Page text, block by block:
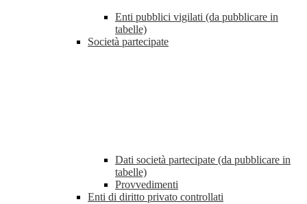
Enti pubblici vigilati (da pubblicare in
tabelle)
Società partecipate
Dati società partecipate (da pubblicare in
tabelle)
Provvedimenti
Enti di diritto privato controllati